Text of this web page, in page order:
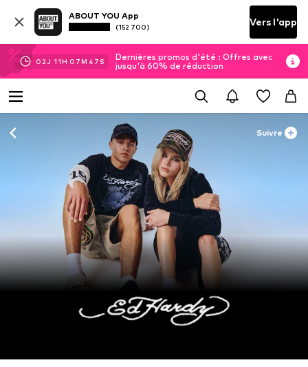
ABOUT YOU App
(152 700) Vers l'app
02J 11H 07M 46 S
Dernières promos d'été : Offres avec
jusqu'à 60% de réduction
Suivre